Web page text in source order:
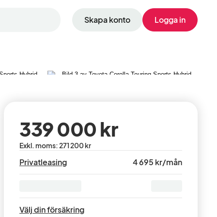
Skapa konto Logga in
339 000 kr
Exkl. moms:Pris
moms
271 200 kr
Privatleasing 4 695 kr/mån
Välj din försäkring